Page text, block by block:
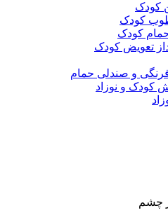
کودک
کودک
کودک
تعویض کودک
فرنگی و صندلی حمام
کودک و نوزاد
چشم